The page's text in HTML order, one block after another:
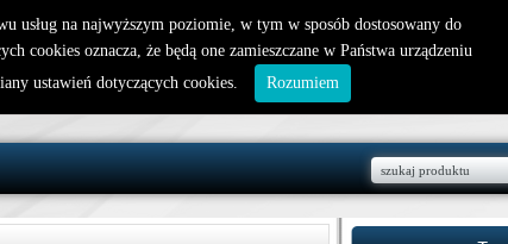
nowy klient
W koszyku jest 0 produktów(y)
usług na najwyższym poziomie, w tym w sposób dostosowany do
cookies oznacza, że będą one zamieszczane w Państwa urządzeniu
ustawień dotyczących cookies.
Rozumiem